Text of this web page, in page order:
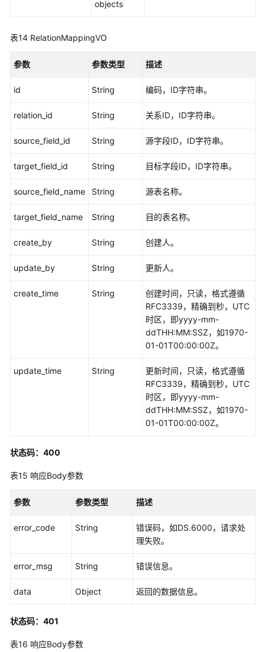
objects
表14 RelationMappingVO
参数 参数类型 描述
id String 编码，ID字符串。
relation_id String 关系ID，ID字符串。
source_field_id String 源字段ID，ID字符串。
target_field_id String 目标字段ID，ID字符串。
source_field_name String 源表名称。
target_field_name String 目的表名称。
create_by String 创建人。
update_by String 更新人。
create_time String
创建时间，只读，格式遵循
RFC3339，精确到秒，UTC
时区，即yyyy-mm-
ddTHH:MM:SSZ，如1970-
01-01T00:00:00Z。
update_time String
更新时间，只读，格式遵循
RFC3339，精确到秒，UTC
时区，即yyyy-mm-
ddTHH:MM:SSZ，如1970-
01-01T00:00:00Z。
状态码：400
表15 响应Body参数
参数 参数类型 描述
error_code String
错误码，如DS.6000，请求处
理失败。
error_msg String 错误信息。
data Object 返回的数据信息。
状态码：401
表16 响应Body参数